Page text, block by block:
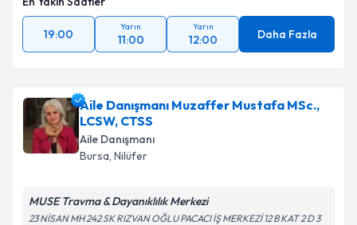
19:00
Yarın
11:00
Yarın
12:00 Daha Fazla
Aile Danışmanı Muzaffer Mustafa MSc.,
LCSW, CTSS
Aile Danışmanı
Bursa, Nilüfer
MUSE Travma & Dayanıklılık Merkezi
23 NİSAN MH 242 SK RIZVAN OĞLU PACACI İŞ MERKEZİ 12 B KAT 2 D 3